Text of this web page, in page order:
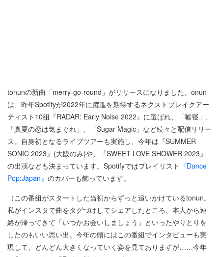
tonunの新曲「merry-go-round」がリリースになりました。onun
は、昨年Spotifyが2022年に躍進を期待するネクストブレイクアー
ティスト10組『RADAR: Early Noise 2022』に選ばれ、「嘘寝」、
「真夏の恋は気まぐれ」、「Sugar Magic」など続々と配信リリー
ス。自身初となるライブツアーも実施し、今年は『SUMMER
SONIC 2023』(大阪のみ)や、『SWEET LOVE SHOWER 2023』
の出演なども決まっています。Spotifyではプレイリスト 『Dance
Pop:Japan』 のカバーも飾っています。
（この番組がスタートした当初からずっと追いかけているtonun。
私がインスタで曲をタグづけしてシェアしたところ、本人から連
絡が帰ってきて「いつかお会いしましょう」といったやりとりを
したのもいい思い出。今年の頭にはこの番組でインタビューも実
現して、どんどん大きくなっていく姿を見ておりますが……今年